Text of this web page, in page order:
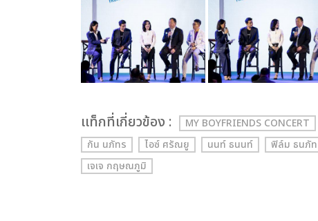
เเท็กที่เกี่ยวข้อง : MY BOYFRIENDS CONCERT
กัน นภัทร
ไอซ์ ศรัณยู นนท์ ธนนท์ ฟิล์ม ธนภัท
เจเจ กฤษณภูมิ